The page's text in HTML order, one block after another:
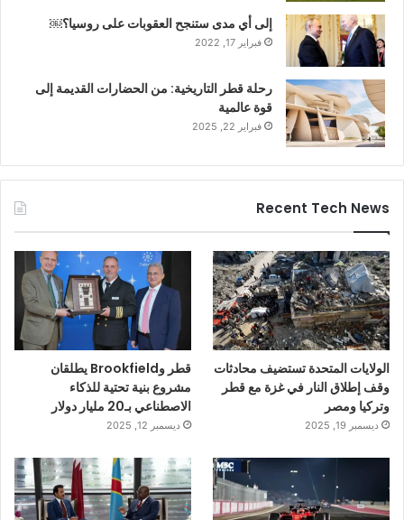
إلى أي مدى ستنجح العقوبات على روسيا؟￼
فبراير 17, 2022
رحلة قطر التاريخية: من الحضارات القديمة إلى
قوة عالمية
فبراير 22, 2025
Recent Tech News
الولايات المتحدة تستضيف محادثات
وقف إطلاق النار في غزة مع قطر
وتركيا ومصر
ديسمبر 19, 2025
قطر وBrookfield يطلقان
مشروع بنية تحتية للذكاء
الاصطناعي بـ20 مليار دولار
ديسمبر 12, 2025